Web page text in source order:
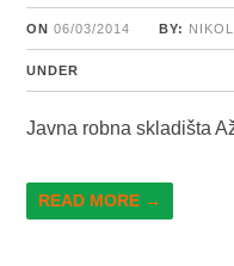
ON 06/03/2014 BY:
UNDER
Javna robna skladišta
READ MORE →